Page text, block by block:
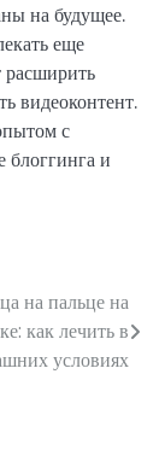
на будущее.
еще
видеоконтент.
с
блоггинга и
на пальце на
как лечить в
условиях